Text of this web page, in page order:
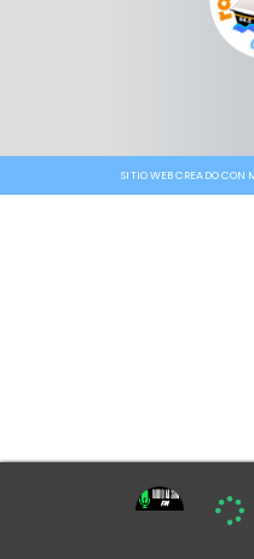
SITIO WEB CREADO CON